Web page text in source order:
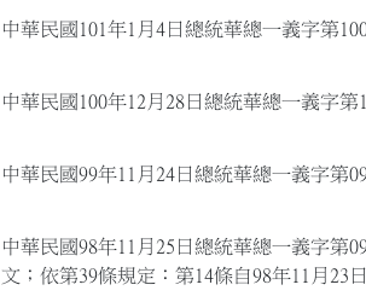
中華民國101年1月4日總統華總一義字第
中華民國100年12月28日總統華總一義字
中華民國99年11月24日總統華總一義字第
中華民國98年11月25日總統華總一義字第
文；依第39條規定：第14條自98年11月23